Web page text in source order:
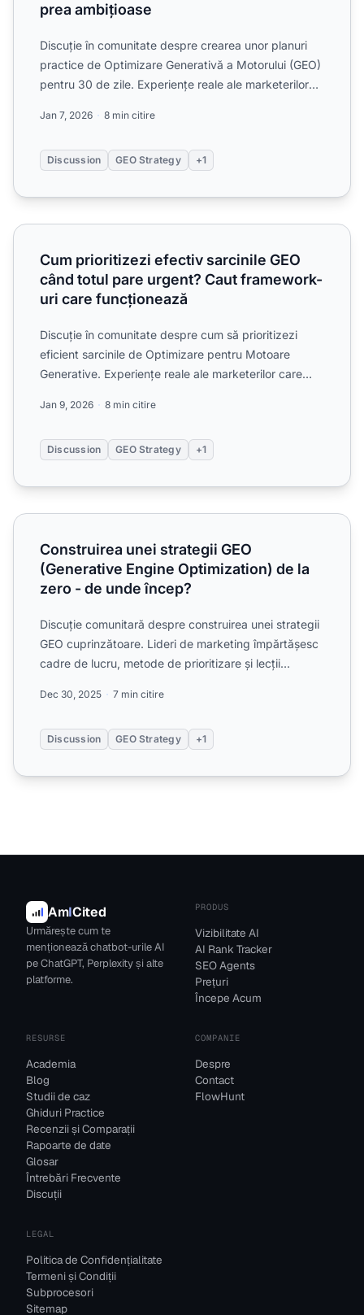
prea ambițioase
Discuție în comunitate despre crearea unor planuri
practice de Optimizare Generativă a Motorului (GEO)
pentru 30 de zile. Experiențe reale ale marketerilor
Jan 7, 2026 8 min citire
Discussion GEO Strategy +1
Cum prioritizezi efectiv sarcinile GEO când totul pare
Cum prioritizezi efectiv sarcinile GEO
când totul pare urgent? Caut framework-
uri care funcționează
Discuție în comunitate despre cum să prioritizezi
eficient sarcinile de Optimizare pentru Motoare
Generative. Experiențe reale ale marketerilor care
Jan 9, 2026 8 min citire
Discussion GEO Strategy +1
Construirea unei strategii GEO (Generative Engine
Construirea unei strategii GEO
(Generative Engine Optimization) de la
zero - de unde încep?
Discuție comunitară despre construirea unei strategii
GEO cuprinzătoare. Lideri de marketing împărtășesc
cadre de lucru, metode de prioritizare și lecții
Dec 30, 2025 7 min citire
Discussion GEO Strategy +1
AmICited
Urmărește cum te
menționează chatbot-urile AI
pe ChatGPT, Perplexity și alte
platforme.
PRODUS
Vizibilitate AI
AI Rank Tracker
SEO Agents
Prețuri
Începe Acum
RESURSE
Academia
Blog
Studii de caz
Ghiduri Practice
Recenzii și Comparații
Rapoarte de date
Glosar
Întrebări Frecvente
Discuții
COMPANIE
Despre
Contact
FlowHunt
LEGAL
Politica de Confidențialitate
Termeni și Condiții
Subprocesori
Sitemap